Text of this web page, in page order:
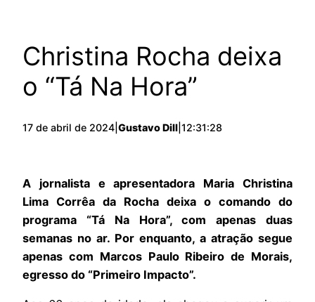
Christina Rocha deixa
o “Tá Na Hora”
17 de abril de 2024 Gustavo Dill 12:31:28
A jornalista e apresentadora Maria Christina
Lima Corrêa da Rocha deixa o comando do
programa “Tá Na Hora”, com apenas duas
semanas no ar. Por enquanto, a atração segue
apenas com Marcos Paulo Ribeiro de Morais,
egresso do “Primeiro Impacto”.